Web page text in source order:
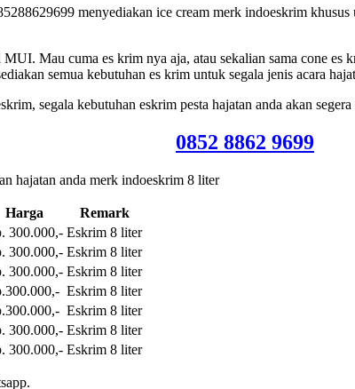
menyediakan ice cream merk indoeskrim
Mau cuma es krim nya aja, atau sekalian sama cone es
semua kebutuhan es krim untuk segala jenis acara
segala kebutuhan eskrim pesta hajatan anda akan
0852 8862 9699
hajatan anda merk indoeskrim 8 liter
Harga
Remark
300.000,- Eskrim 8 liter
300.000,- Eskrim 8 liter
300.000,- Eskrim 8 liter
Eskrim 8 liter
Eskrim 8 liter
300.000,- Eskrim 8 liter
300.000,- Eskrim 8 liter